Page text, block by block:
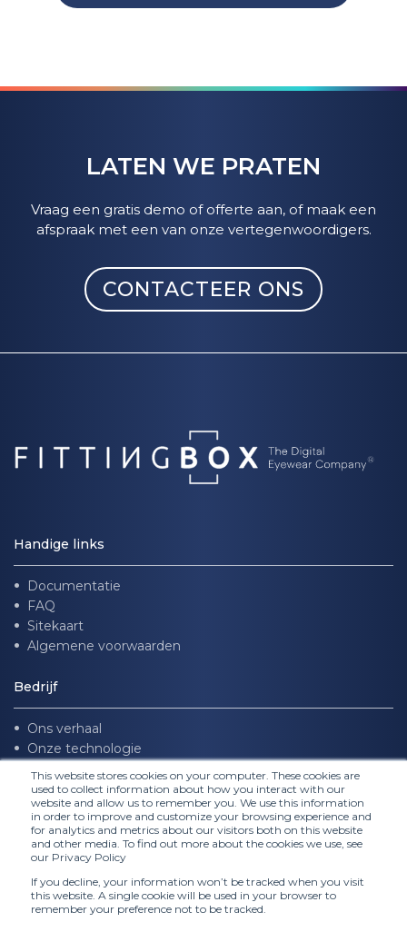
This website stores cookies on your computer. These cookies are
used to collect information about how you interact with our
website and allow us to remember you. We use this information
in order to improve and customize your browsing experience and
for analytics and metrics about our visitors both on this website
and other media. To find out more about the cookies we use, see
our Privacy Policy
If you decline, your information won’t be tracked when you visit
this website. A single cookie will be used in your browser to
remember your preference not to be tracked.
LATEN WE PRATEN
Vraag een gratis demo of offerte aan, of maak een
afspraak met een van onze vertegenwoordigers.
CONTACTEER ONS
Handige links
Documentatie
FAQ
Sitekaart
Algemene voorwaarden
Bedrijf
Ons verhaal
Onze technologie
Volg ons